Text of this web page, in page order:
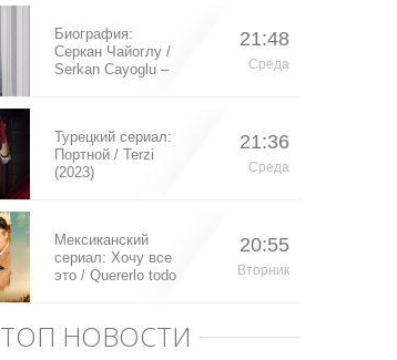
Биография:
Серкан Чайоглу /
Serkan Cayoglu –
21:48
Среда
Турецкий сериал:
Портной / Terzi
(2023)
21:36
Среда
Мексиканский
сериал: Хочу все
это / Quererlo todo
20:55
Вторник
ТОП НОВОСТИ